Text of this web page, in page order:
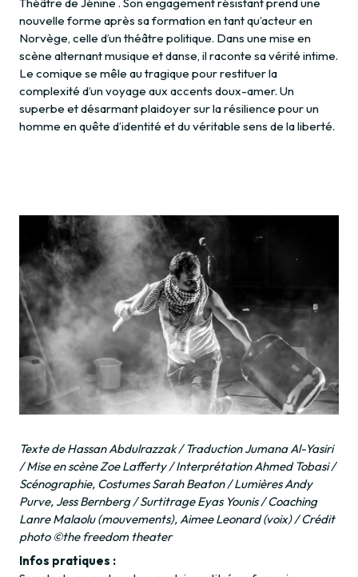
Théâtre de Jénine . Son engagement résistant prend une
nouvelle forme après sa formation en tant qu’acteur en
Norvège, celle d’un théâtre politique. Dans une mise en
scène alternant musique et danse, il raconte sa vérité intime.
Le comique se mêle au tragique pour restituer la
complexité d’un voyage aux accents doux-amer. Un
superbe et désarmant plaidoyer sur la résilience pour un
homme en quête d’identité et du véritable sens de la liberté.
Texte de Hassan Abdulrazzak / Traduction Jumana Al-Yasiri
/ Mise en scène Zoe Lafferty / Interprétation Ahmed Tobasi /
Scénographie, Costumes Sarah Beaton / Lumières Andy
Purve, Jess Bernberg / Surtitrage Eyas Younis / Coaching
Lanre Malaolu (mouvements), Aimee Leonard (voix) / Crédit
photo ©the freedom theater
Infos pratiques :